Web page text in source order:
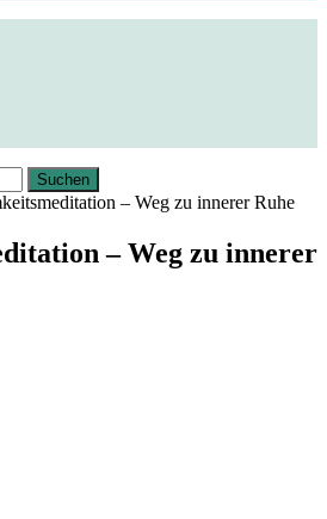
– Weg zu innerer Ruhe
– Weg zu innerer